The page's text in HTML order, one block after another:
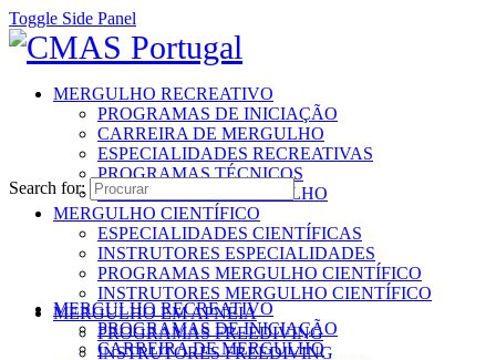
Toggle Side Panel
MERGULHO RECREATIVO
PROGRAMAS DE INICIAÇÃO
CARREIRA DE MERGULHO
ESPECIALIDADES RECREATIVAS
PROGRAMAS TÉCNICOS
INSTRUTORES MERGULHO
MERGULHO CIENTÍFICO
ESPECIALIDADES CIENTÍFICAS
INSTRUTORES ESPECIALIDADES
PROGRAMAS MERGULHO CIENTÍFICO
INSTRUTORES MERGULHO CIENTÍFICO
MERGULHO EM APNEIA
PROGRAMAS FREEDIVING
INSTRUTORES FREEDIVING
Search for:
MERGULHO RECREATIVO
PROGRAMAS DE INICIAÇÃO
CARREIRA DE MERGULHO